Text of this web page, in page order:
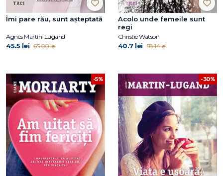
Îmi pare rău, sunt așteptată
Agnès Martin-Lugand
45.5 lei 65.00 lei
Acolo unde femeile sunt
regi
Christie Watson
40.7 lei 58.14 lei
-5% -30%